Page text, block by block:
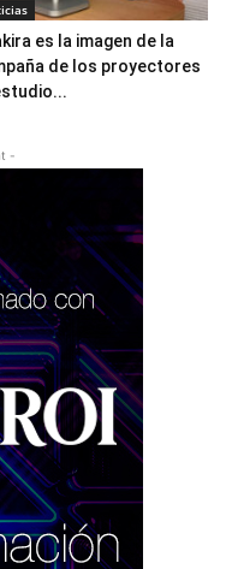
es la imagen de la
de los proyectores
-